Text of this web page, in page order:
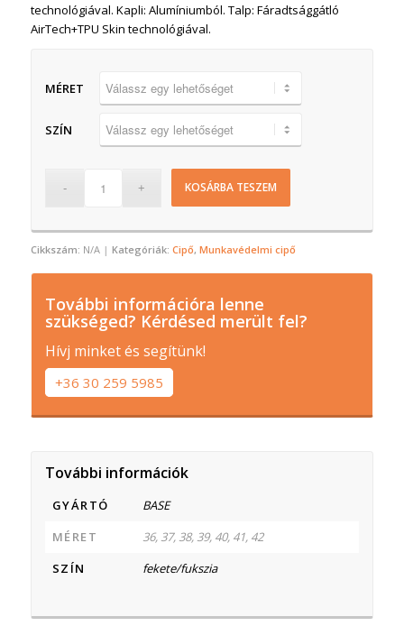
technológiával. Kapli: Alumíniumból. Talp: Fáradtsággátló
AirTech+TPU Skin technológiával.
MÉRET
SZÍN
KOSÁRBA TESZEM
Cikkszám: N/A Kategóriák: Cipő, Munkavédelmi cipő
További információra lenne
szükséged? Kérdésed merült fel?
Hívj minket és segítünk!
+36 30 259 5985
További információk
GYÁRTÓ
BASE
MÉRET
36, 37, 38, 39, 40, 41, 42
SZÍN
fekete/fukszia